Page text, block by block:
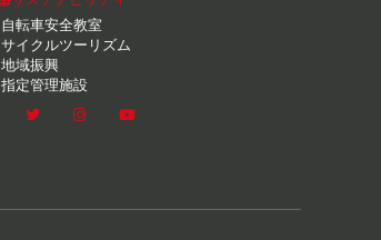
自転車安全教室
サイクルツーリズム
地域振興
指定管理施設